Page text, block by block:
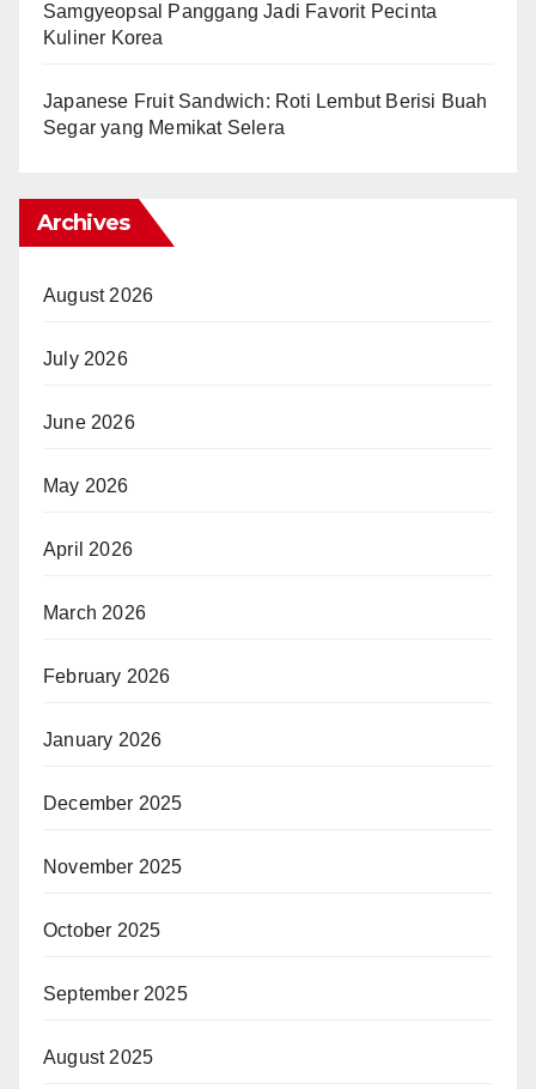
Samgyeopsal Panggang Jadi Favorit Pecinta
Kuliner Korea
Japanese Fruit Sandwich: Roti Lembut Berisi Buah
Segar yang Memikat Selera
Archives
August 2026
July 2026
June 2026
May 2026
April 2026
March 2026
February 2026
January 2026
December 2025
November 2025
October 2025
September 2025
August 2025